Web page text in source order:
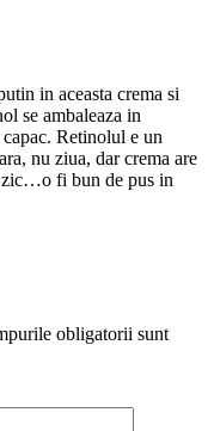
in aceasta crema si
se ambaleaza in
Retinolul e un
nu ziua, dar crema are
zic…o fi bun de pus in
obligatorii sunt